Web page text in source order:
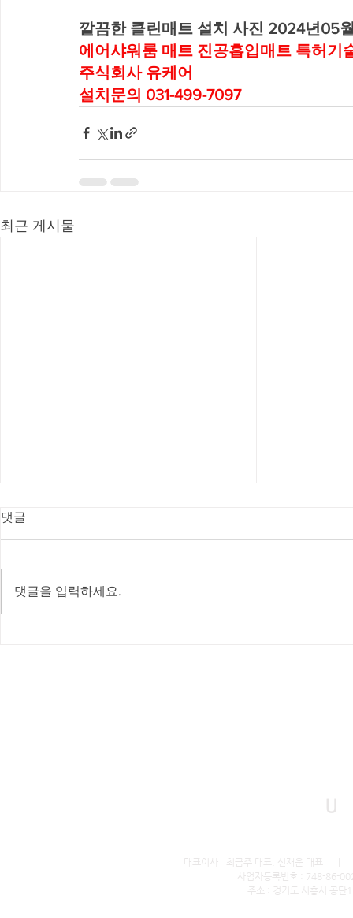
깔끔한 클린매트 설치 사진 2024년05
에어샤워룸 매트 진공흡입매트 특허기
주식회사 유케어
설치문의 031-499-7097
최근 게시물
댓글
댓글을 입력하세요.
대표이사 : 최금주 대표, 신재운 대표
사업자등록번호 : 748-
주소 : 경기도 시흥시 공단